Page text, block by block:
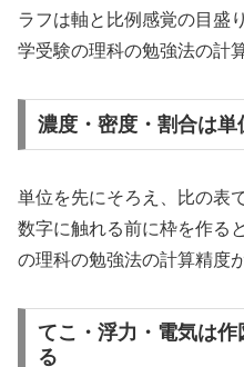
ラフは軸と比例感覚の目盛
学受験の理科の勉強法の計
濃度・密度・割合は単
単位を先にそろえ、比の表
数字に触れる前に枠を作る
の理科の勉強法の計算精度
てこ・浮力・電気は
る